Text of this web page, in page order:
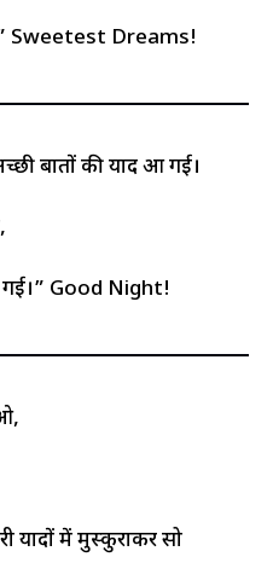
Sweetest Dreams!
बातों की याद आ गई।
Good Night!
यादों में मुस्कुराकर सो